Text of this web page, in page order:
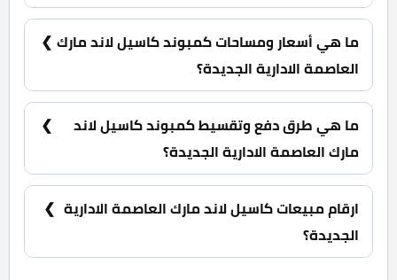
كمبوند كاسيل لاند مارك العاصمة الادارية الجديدة يقع
في الحي السكني السابع R7 تحديدا في القطاع رقم
A1.
ما هي أسعار ومساحات كمبوند كاسيل لاند مارك
العاصمة الادارية الجديدة؟
شقق سكنية بمساحات تبدأ من 132 متر مربع كما يبدأ
سعرها من 7,700,000 جنية.
ما هي طرق دفع وتقسيط كمبوند كاسيل لاند
مارك العاصمة الادارية الجديدة؟
10% مقدم حجز و أيضا تقسيط الباقي من سعر الوحدة
على 10 سنوات بالتساوي.
ارقام مبيعات كاسيل لاند مارك العاصمة الادارية
الجديدة؟
للحجز والاستعلام تواصل معنا الان : 01060626827